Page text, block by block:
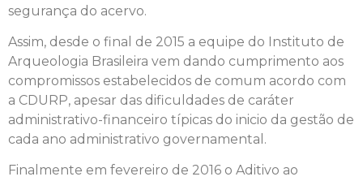
segurança do acervo.
Assim, desde o final de 2015 a equipe do Instituto de
Arqueologia Brasileira vem dando cumprimento aos
compromissos estabelecidos de comum acordo com
a CDURP, apesar das dificuldades de caráter
administrativo-financeiro típicas do inicio da gestão de
cada ano administrativo governamental.
Finalmente em fevereiro de 2016 o Aditivo ao